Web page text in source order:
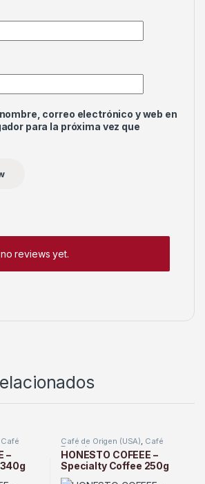
correo electrónico y web en
para la próxima vez que
reviews yet.
Café
–
Café de Origen (USA), Café
Tostado
HONESTO COFEEE –
Specialty Coffee 250g
(10oz) – (Pack of 6)